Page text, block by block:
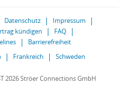
Datenschutz
Impressum
kündigen
FAQ
Barrierefreiheit
Frankreich Schweden
2026 Ströer Connections GmbH